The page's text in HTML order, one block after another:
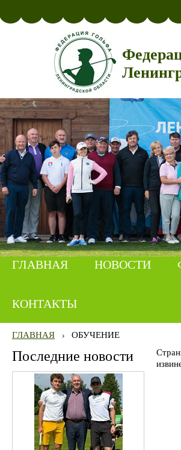
ГЛАВНАЯ НОВОСТИ
КОНТАКТЫ
ГЛАВНАЯ › ОБУЧЕНИЕ
Последние новости